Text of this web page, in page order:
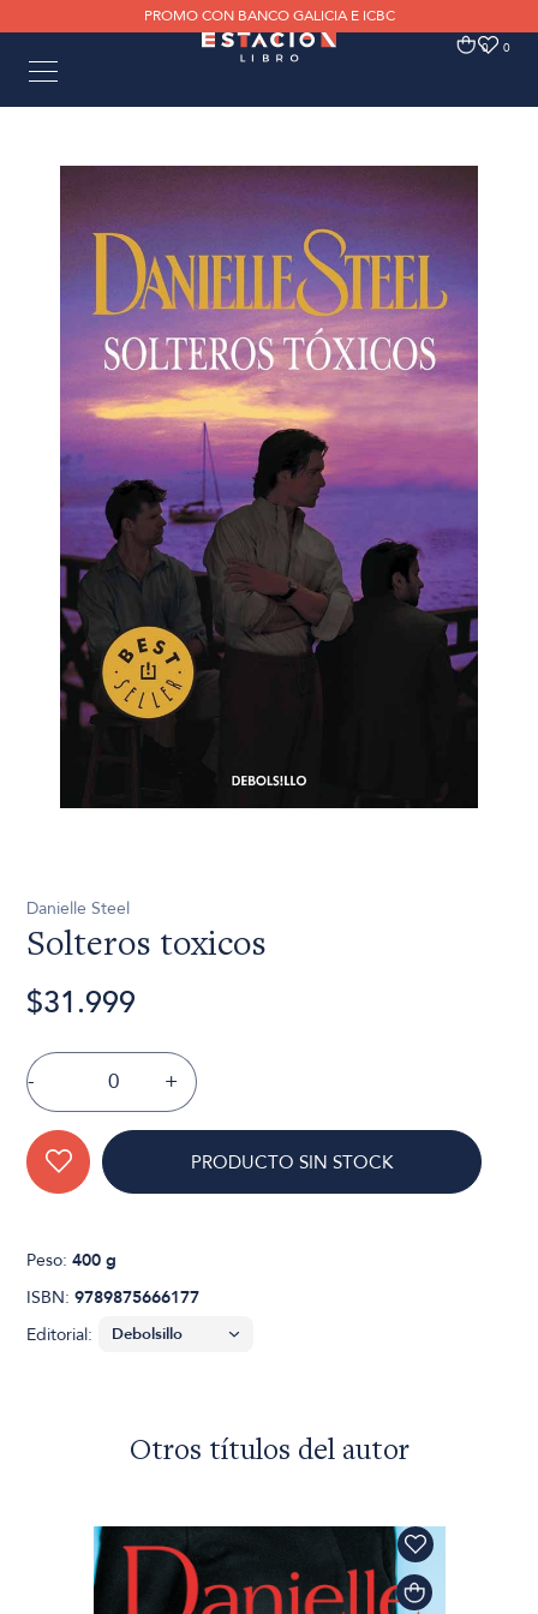
PROMO CON BANCO GALICIA E ICBC
0 0
Danielle Steel
Solteros toxicos
$31.999
- +
PRODUCTO SIN STOCK
Peso:400 g
ISBN:9789875666177
Editorial:
Otros títulos del autor